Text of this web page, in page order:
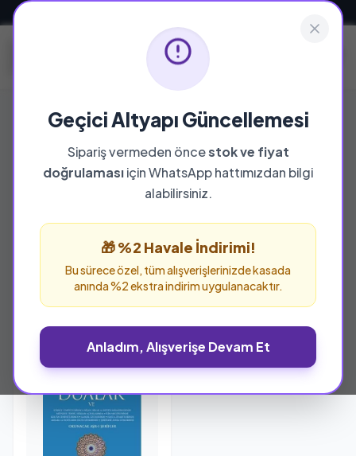
Geçici Altyapı Güncellemesi
Sipariş vermeden öncestok ve fiyat
doğrulamasıiçin WhatsApp hattımızdan bilgi
alabilirsiniz.
🎁 %2 Havale İndirimi!
Bu sürece özel, tüm alışverişlerinizde kasada
anında %2 ekstra indirim uygulanacaktır.
Anladım, Alışverişe Devam Et
YAYINEVI
Irmak Yayınları
Irmak Yayınları yayınevine ait tüm eserleri bu
sayfada inceleyebilir ve güvenle sipariş